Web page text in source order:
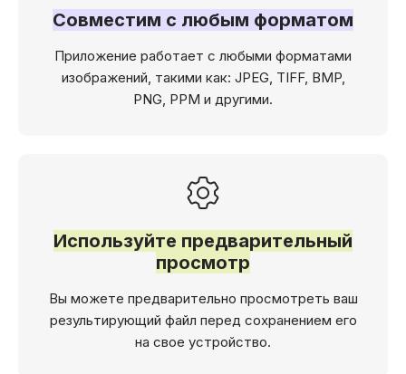
Совместим с любым форматом
Приложение работает с любыми форматами
изображений, такими как: JPEG, TIFF, BMP,
PNG, PPM и другими.
Используйте предварительный
просмотр
Вы можете предварительно просмотреть ваш
результирующий файл перед сохранением его
на свое устройство.